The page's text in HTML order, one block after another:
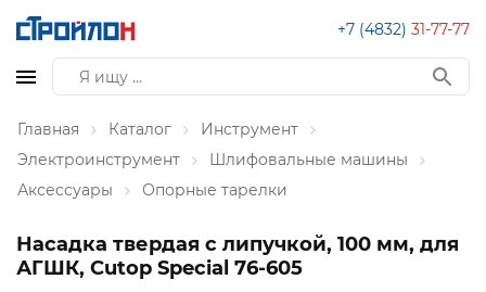
+7 (4832) 31-77-77
Главная Каталог
Инструмент
Электроинструмент
Шлифовальные машины
Аксессуары
Опорные тарелки
Насадка твердая с липучкой, 100 мм, для
АГШК, Cutop Special 76-605